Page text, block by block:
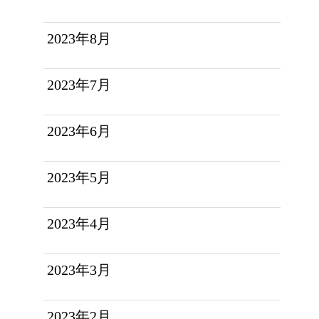
2023年8月
2023年7月
2023年6月
2023年5月
2023年4月
2023年3月